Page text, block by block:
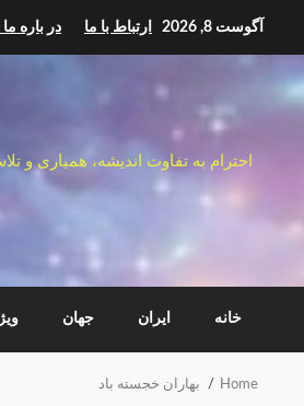
content
آگوست 8, 2026 ارتباط با ما در باره ما
احترام به تفاوت اندیشه، همیاری و
خانه ایران جهان
Home بهاران خجسته باد